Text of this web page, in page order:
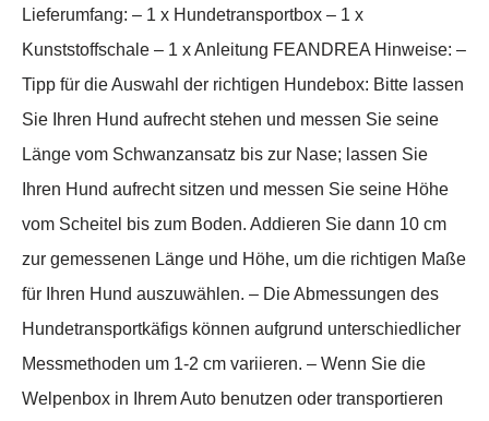
Lieferumfang: – 1 x Hundetransportbox – 1 x
Kunststoffschale – 1 x Anleitung FEANDREA Hinweise: –
Tipp für die Auswahl der richtigen Hundebox: Bitte lassen
Sie Ihren Hund aufrecht stehen und messen Sie seine
Länge vom Schwanzansatz bis zur Nase; lassen Sie
Ihren Hund aufrecht sitzen und messen Sie seine Höhe
vom Scheitel bis zum Boden. Addieren Sie dann 10 cm
zur gemessenen Länge und Höhe, um die richtigen Maße
für Ihren Hund auszuwählen. – Die Abmessungen des
Hundetransportkäfigs können aufgrund unterschiedlicher
Messmethoden um 1-2 cm variieren. – Wenn Sie die
Welpenbox in Ihrem Auto benutzen oder transportieren